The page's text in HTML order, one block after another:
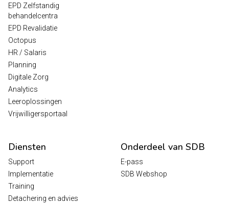
EPD Zelfstandig
behandelcentra
EPD Revalidatie
Octopus
HR / Salaris
Planning
Digitale Zorg
Analytics
Leeroplossingen
Vrijwilligersportaal
Diensten
Support
Implementatie
Training
Detachering en advies
Onderdeel van SDB
E-pass
SDB Webshop